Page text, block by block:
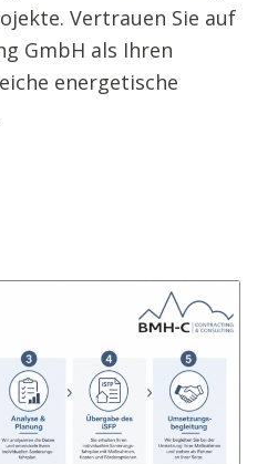
Vertrauen Sie auf
GmbH als Ihren
energetische